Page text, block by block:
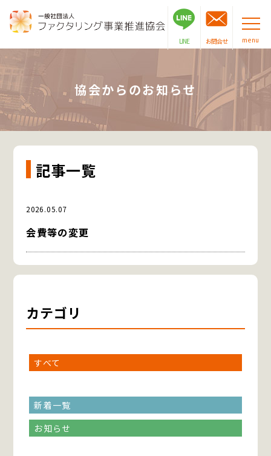
LINE お問合せ menu
協会からのお知らせ
記事一覧
2026.05.07
会費等の変更
カテゴリ
すべて
新着一覧
お知らせ